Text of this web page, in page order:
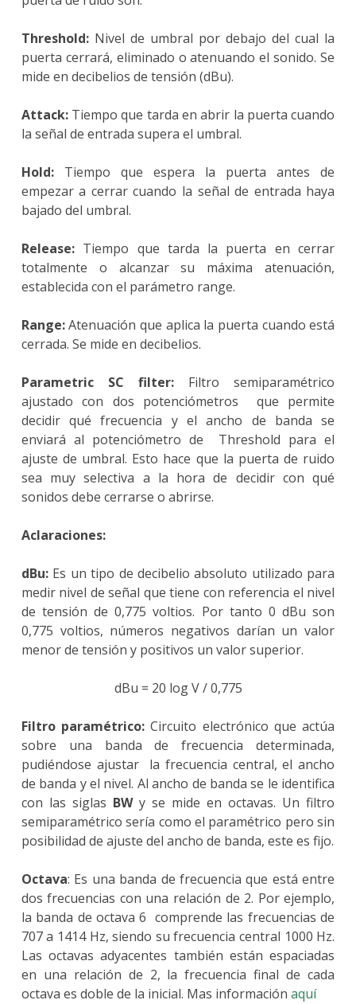
Threshold:Nivel de umbral por debajo del cual la
puerta cerrará, eliminado o atenuando el sonido. Se
mide en decibelios de tensión (dBu).
Attack:Tiempo que tarda en abrir la puerta cuando
la señal de entrada supera el umbral.
Hold:Tiempo que espera la puerta antes de
empezar a cerrar cuando la señal de entrada haya
bajado del umbral.
Release:Tiempo que tarda la puerta en cerrar
totalmente o alcanzar su máxima atenuación,
establecida con el parámetro range.
Range:Atenuación que aplica la puerta cuando está
cerrada. Se mide en decibelios.
Parametric SC filter: Filtro semiparamétrico
ajustado con dos potenciómetros que permite
decidir qué frecuencia y el ancho de banda se
enviará al potenciómetro de Threshold para el
ajuste de umbral. Esto hace que la puerta de ruido
sea muy selectiva a la hora de decidir con qué
sonidos debe cerrarse o abrirse.
Aclaraciones:
dBu:Es un tipo de decibelio absoluto utilizado para
medir nivel de señal que tiene con referencia el nivel
de tensión de 0,775 voltios. Por tanto 0 dBu son
0,775 voltios, números negativos darían un valor
menor de tensión y positivos un valor superior.
dBu = 20 log V / 0,775
Filtro paramétrico: Circuito electrónico que actúa
sobre una banda de frecuencia determinada,
pudiéndose ajustar la frecuencia central, el ancho
de banda y el nivel. Al ancho de banda se le identifica
con las siglas BWy se mide en octavas. Un filtro
semiparamétrico sería como el paramétrico pero sin
posibilidad de ajuste del ancho de banda, este es fijo.
Octava: Es una banda de frecuencia que está entre
dos frecuencias con una relación de 2. Por ejemplo,
la banda de octava 6 comprende las frecuencias de
707 a 1414 Hz, siendo su frecuencia central 1000 Hz.
Las octavas adyacentes también están espaciadas
en una relación de 2, la frecuencia final de cada
octava es doble de la inicial. Mas información aquí